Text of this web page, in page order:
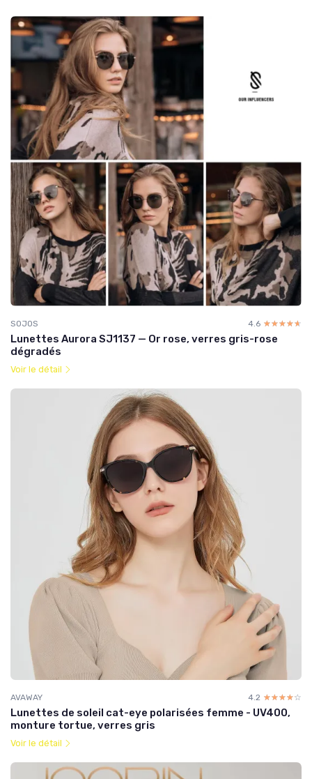
SOJOS 4.6 ☆☆☆☆☆
★★★★★
Lunettes Aurora SJ1137 — Or rose, verres gris-rose
dégradés
Voir le détail
AVAWAY 4.2 ☆☆☆☆☆
★★★★★
Lunettes de soleil cat-eye polarisées femme - UV400,
monture tortue, verres gris
Voir le détail